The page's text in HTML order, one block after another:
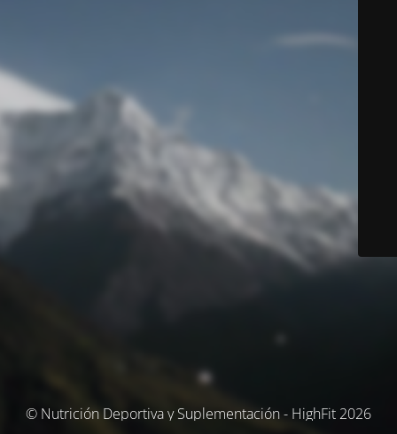
© Nutrición Deportiva y Suplementación - HighFit 2026